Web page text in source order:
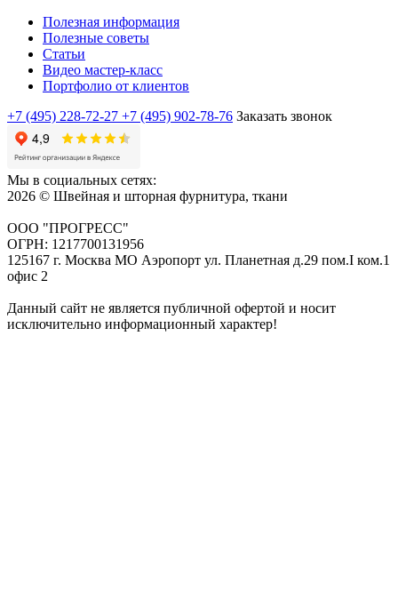
Полезная информация
Полезные советы
Статьи
Видео мастер-класс
Портфолио от клиентов
+7 (495) 228-72-27 +7 (495) 902-78-76 Заказать звонок
Мы в социальных сетях:
2026 © Швейная и шторная фурнитура, ткани
ООО "ПРОГРЕСС"
ОГРН: 1217700131956
125167 г. Москва МО Аэропорт ул. Планетная д.29 пом.I ком.1
офис 2
Данный сайт не является публичной офертой и носит
исключительно информационный характер!